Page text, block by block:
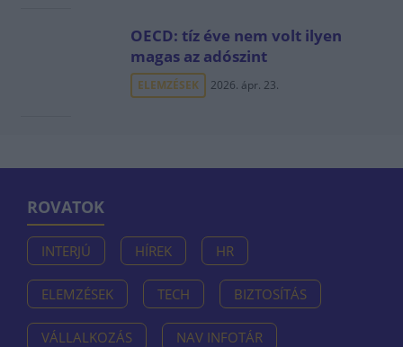
OECD: tíz éve nem volt ilyen
magas az adószint
ELEMZÉSEK 2026. ápr. 23.
ROVATOK
INTERJÚ HÍREK HR
ELEMZÉSEK TECH BIZTOSÍTÁS
VÁLLALKOZÁS NAV INFOTÁR